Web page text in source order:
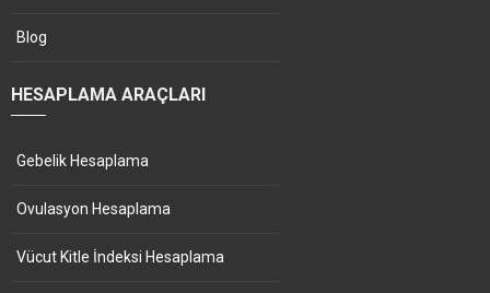
Blog
HESAPLAMA ARAÇLARI
Gebelik Hesaplama
Ovulasyon Hesaplama
Vücut Kitle İndeksi Hesaplama